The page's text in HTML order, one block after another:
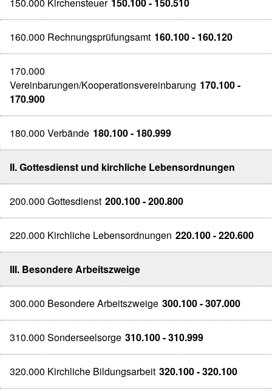
160.000 Rechnungsprüfungsamt 160.100 - 160.120
170.000
Vereinbarungen/Kooperationsvereinbarung 170.100 -
170.900
180.000 Verbände 180.100 - 180.999
II. Gottesdienst und kirchliche Lebensordnungen
200.000 Gottesdienst 200.100 - 200.800
220.000 Kirchliche Lebensordnungen 220.100 - 220.600
III. Besondere Arbeitszweige
300.000 Besondere Arbeitszweige 300.100 - 307.000
310.000 Sonderseelsorge 310.100 - 310.999
320.000 Kirchliche Bildungsarbeit 320.100 - 320.100